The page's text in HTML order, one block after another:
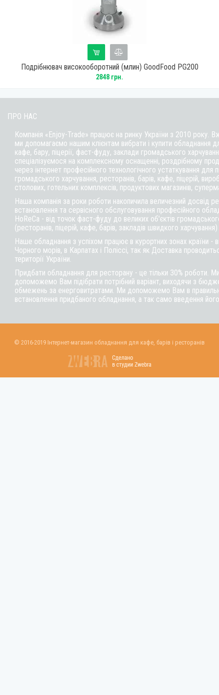
Подрібнювач високооборотний (млин) GoodFood PG200
2848 грн.
ПРО НАС
Компанія «Enjoy-Trade» працює на ринку України з 2010 року.
ми допомагаємо нашим клієнтам вибрати і купити обладнання
кафе, бару, піцерії, фаст-фуду, заклади громадського
спеціалізуємося на комплексному оснащенні, роздрібному
через інтернет професійного технологічного устаткування для
громадського харчування, ресторанів, барів, кафе, піцерій,
столових, готельних комплексів, продуктових магазинів,
Наша компанія за роки роботи накопичила величезний досвід
встановлення та сервісного обслуговування професійного
HoReCa - від точок фаст-фуду до великих об'єктів
(ресторанів, піцерій, кафе, барів, закладів швидкого харчування)
Наше обладнання з успіхом працює в курортних зонах країни -
Чорного морів, в Карпатах і Поліссі, так як Доставка
території України.
Придбати обладнання для ресторану - це тільки 30% роботи.
допоможемо Вам підібрати потрібний варіант, виходячи з
обмежень за енерговитратами. Ми допоможемо Вам в
встановлення придбаного обладнання, а так само введення
© 2016-2019 Інтернет-магазин обладнання для кафе, барів і ресторанів